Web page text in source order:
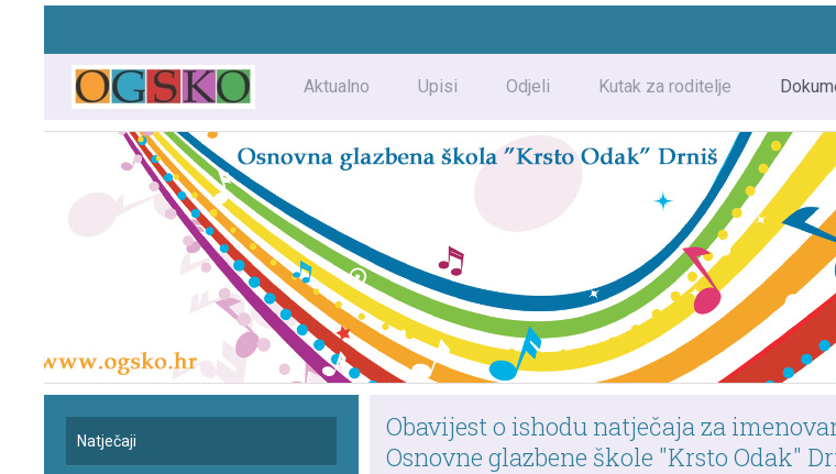
Aktualno Upisi Odjeli Kutak za roditelje
Obavijest o ishodu natječaja za
Osnovne glazbene škole "Krsto Odak"
Natječaji